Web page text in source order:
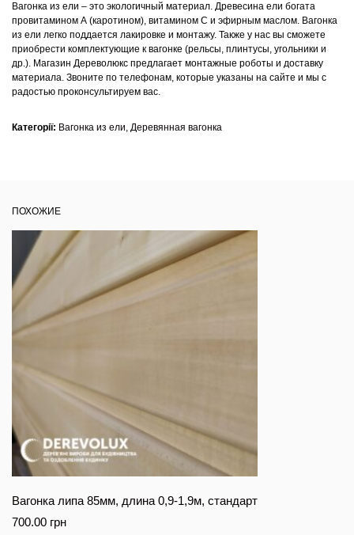
Вагонка из ели – это экологичный материал. Древесина ели богата
провитамином А (каротином), витамином С и эфирным маслом. Вагонка
из ели легко поддается лакировке и монтажу. Также у нас вы сможете
приобрести комплектующие к вагонке (рельсы, плинтусы, угольники и
др.). Магазин Дереволюкс предлагает монтажные роботы и доставку
материала. Звоните по телефонам, которые указаны на сайте и мы с
радостью проконсультируем вас.
Категорії: Вагонка из ели, Деревянная вагонка
ПОХОЖИЕ
Вагонка липа 85мм, длина 0,9-1,9м, стандарт
700.00 грн